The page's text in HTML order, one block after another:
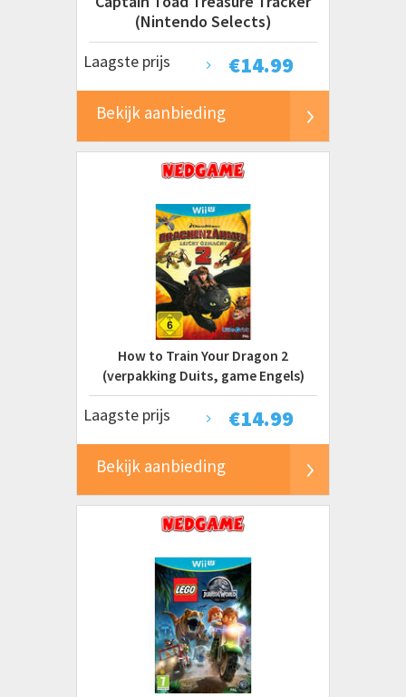
(Nintendo Selects)
€14.99
Laagste prijs
Bekijk aanbieding
How to Train Your Dragon 2
(verpakking Duits, game Engels)
€14.99
Laagste prijs
Bekijk aanbieding